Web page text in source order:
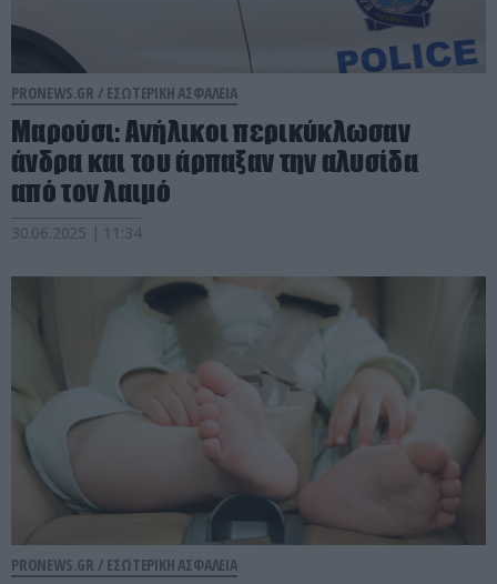
PRONEWS.GR / ΕΣΩΤΕΡΙΚΗ ΑΣΦΑΛΕΙΑ
Μαρούσι: Ανήλικοι περικύκλωσαν
άνδρα και του άρπαξαν την αλυσίδα
από τον λαιμό
30.06.2025 | 11:34
PRONEWS.GR / ΕΣΩΤΕΡΙΚΗ ΑΣΦΑΛΕΙΑ